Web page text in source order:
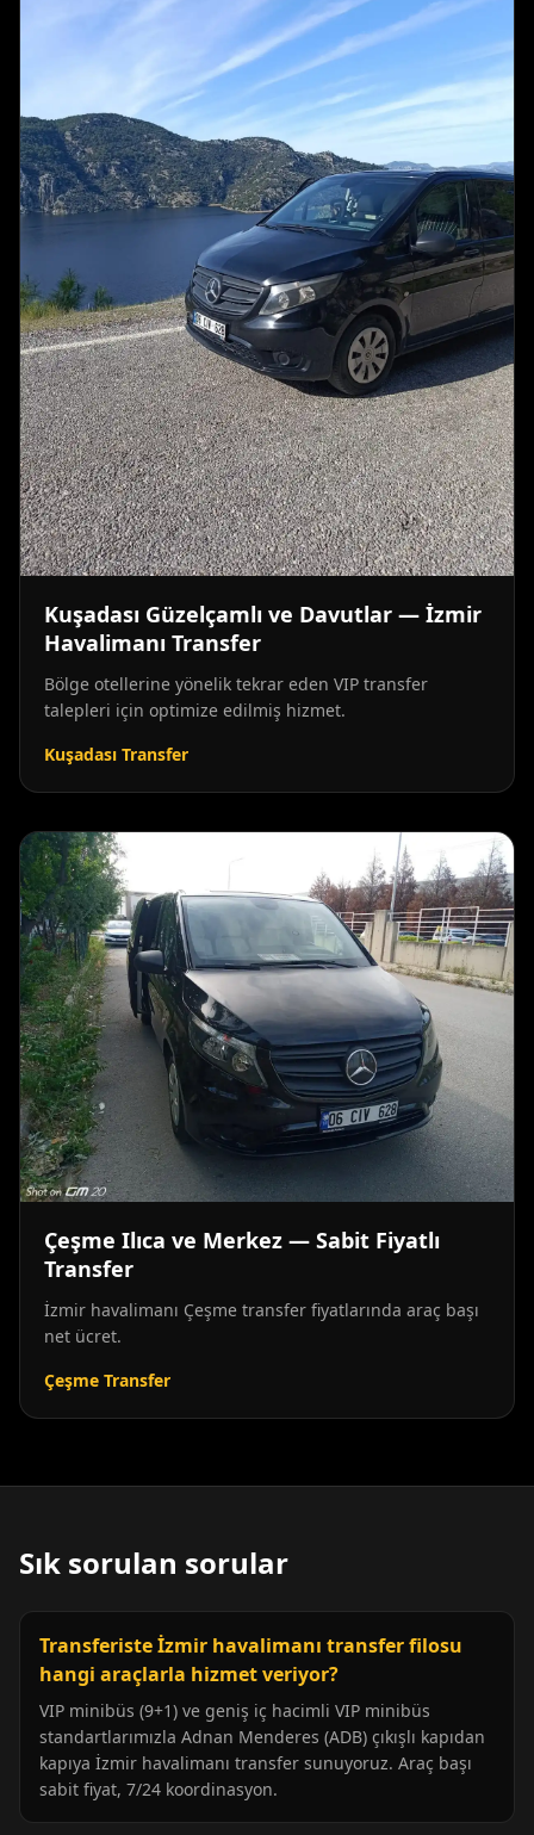
Kuşadası Güzelçamlı ve Davutlar — İzmir
Havalimanı Transfer
Bölge otellerine yönelik tekrar eden VIP transfer
talepleri için optimize edilmiş hizmet.
Kuşadası Transfer
Çeşme Ilıca ve Merkez — Sabit Fiyatlı
Transfer
İzmir havalimanı Çeşme transfer fiyatlarında araç başı
net ücret.
Çeşme Transfer
Sık sorulan sorular
Transferiste İzmir havalimanı transfer filosu
hangi araçlarla hizmet veriyor?
VIP minibüs (9+1) ve geniş iç hacimli VIP minibüs
standartlarımızla Adnan Menderes (ADB) çıkışlı kapıdan
kapıya İzmir havalimanı transfer sunuyoruz. Araç başı
sabit fiyat, 7/24 koordinasyon.